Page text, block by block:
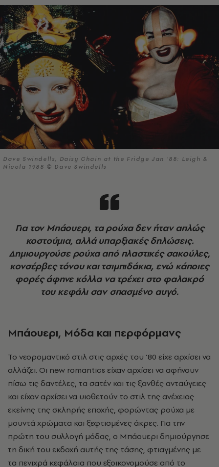
Dave Swindells, Daisy Chain at the Fridge Jan '88: Leigh &
Nicola 1988 © Dave Swindells
Για τον Μπάουερι, τα ρούχα δεν ήταν απλώς
κοστούμια, αλλά υπαρξιακές δηλώσεις.
Δημιουργούσε ρούχα από πλαστικές σακούλες,
κονσέρβες τόνου και τσιμπιδάκια, ενώ κάποιες
φορές άφηνε κόλλα να τρέχει στο φαλακρό
του κεφάλι σαν σπασμένο αυγό.
Μπάουερι, Μόδα και περφόρμανς
Το νεορομαντικό στιλ στις αρχές του ‘80 είχε αρχίσει να
αλλάζει. Οι new romantics είχαν αρχίσει να αφήνουν
πίσω τις δαντέλες, τα σατέν και τις ξανθές ανταύγειες
και είχαν αρχίσει να υιοθετούν το στιλ της ανέχειας
εκείνης της σκληρής εποχής, φορώντας ρούχα με
μουντά χρώματα και ξεφτισμένες άκρες. Για την
πρώτη του συλλογή μόδας, ο Μπάουερι δημιούργησε
τη δική του εκδοχή αυτής της τάσης, φτιαγμένης με
τα πενιχρά κεφάλαια που εξοικονομούσε από το